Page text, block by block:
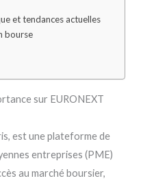
et tendances actuelles
bourse
sur EURONEXT
est une plateforme de
entreprises (PME)
au marché boursier,